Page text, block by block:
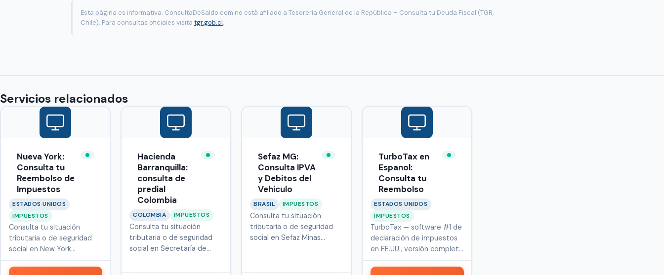
Esta página es informativa. ConsultaDeSaldo.com no está afiliado a Tesorería General de la República – Consulta tu Deuda Fiscal (TGR,
Chile). Para consultas oficiales visita tgr.gob.cl.
Servicios relacionados
Nueva York:
Consulta tu
Reembolso de
Impuestos
ESTADOS UNIDOS
IMPUESTOS
Consulta tu situación
tributaria o de seguridad
social en New York
Department o…
Hacienda
Barranquilla:
consulta de
predial
Colombia
COLOMBIA IMPUESTOS
Consulta tu situación
tributaria o de seguridad
social en Secretaría de
Sefaz MG:
Consulta IPVA
y Debitos del
Vehiculo
BRASIL IMPUESTOS
Consulta tu situación
tributaria o de seguridad
social en Sefaz Minas
TurboTax en
Espanol:
Consulta tu
Reembolso
ESTADOS UNIDOS
IMPUESTOS
TurboTax — software #1 de
declaración de impuestos
en EE.UU., versión completa
…